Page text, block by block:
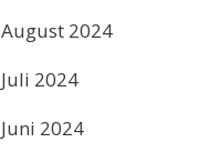
August 2024
Juli 2024
Juni 2024